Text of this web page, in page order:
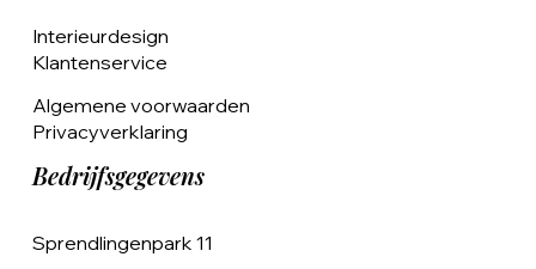
Interieurdesign
Klantenservice
Algemene voorwaarden
Privacyverklaring
Bedrijfsgegevens
Sprendlingenpark 11